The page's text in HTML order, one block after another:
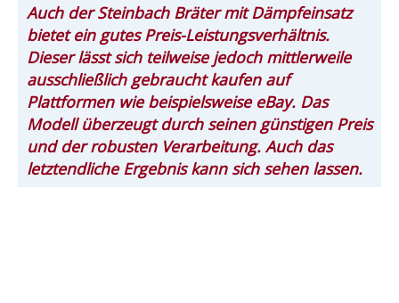
Auch der Steinbach Bräter mit Dämpfeinsatz
bietet ein gutes Preis-Leistungsverhältnis.
Dieser lässt sich teilweise jedoch mittlerweile
ausschließlich gebraucht kaufen auf
Plattformen wie beispielsweise eBay. Das
Modell überzeugt durch seinen günstigen Preis
und der robusten Verarbeitung. Auch das
letztendliche Ergebnis kann sich sehen lassen.